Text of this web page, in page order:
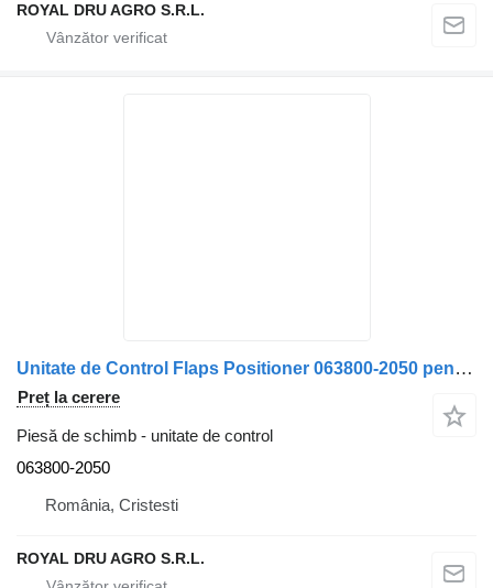
ROYAL DRU AGRO S.R.L.
Unitate de Control Flaps Positioner 063800-2050 pentru camion Mitsubishi 0638002050
Preț la cerere
Piesă de schimb - unitate de control
063800-2050
România, Cristesti
ROYAL DRU AGRO S.R.L.